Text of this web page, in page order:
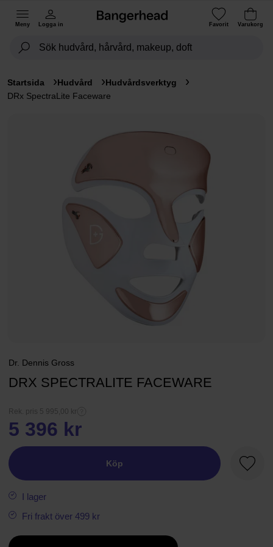
Meny Logga in Favorit Varukorg
Startsida Hudvård
Hudvårdsverktyg
DRx SpectraLite Faceware
Dr. Dennis Gross
DRX SPECTRALITE FACEWARE
Rek. pris 5 995,00 kr
5 396 kr
Köp
I lager
Fri frakt över 499 kr